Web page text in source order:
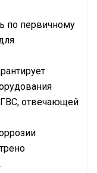
по первичному
отвечающей